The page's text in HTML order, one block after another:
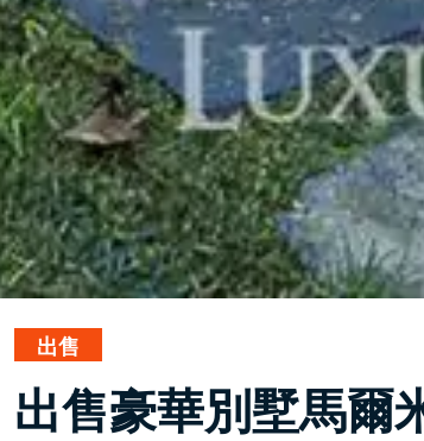
出售
出售豪華別墅馬爾